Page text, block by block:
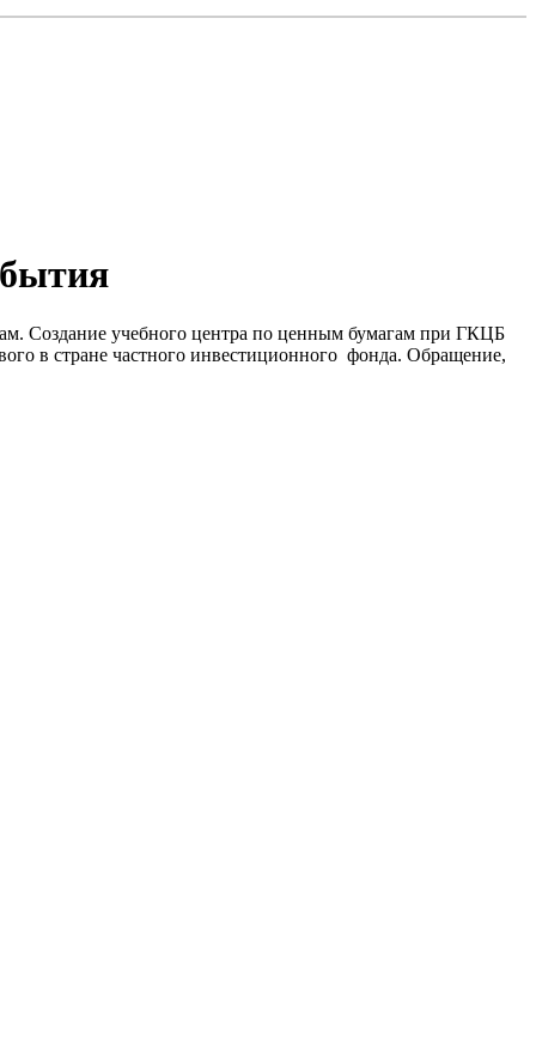
Создание учебного центра по ценным бумагам при ГКЦБ
в стране частного инвестиционного фонда. Обращение,